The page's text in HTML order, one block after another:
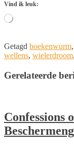
Vind ik leuk:
Aan
Getagd boekenwurm,
wellens, wielerdroom,
Gerelateerde
Confessions